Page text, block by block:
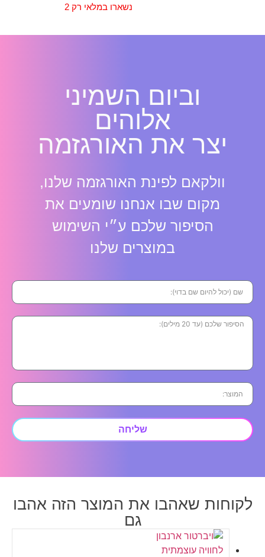
נשארו במלאי רק 2
וביום השמיני
אלוהים
יצר את האורגזמה
וולקאם לפינת האורגזמה שלנו,
מקום שבו אנחנו שומעים את
הסיפור שלכם ע״י השימוש
במוצרים שלנו
שליחה
לקוחות שאהבו את המוצר הזה אהבו
גם